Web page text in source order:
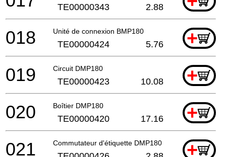
TE00000343 2.88
Unité de connexion BMP180 +
018 TE00000424 5.76
Circuit DMP180 +
019 TE00000423 10.08
Boîtier DMP180 +
020 TE00000420 17.16
Commutateur d'étiquette DMP180 +
021